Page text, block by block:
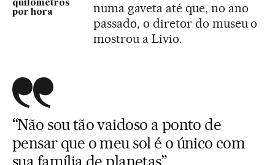
quilômetros
por hora
numa gaveta até que, no ano
passado, o diretor do museu o
mostrou a Livio.
“Não sou tão vaidoso a ponto de
pensar que o meu sol é o único com
sua família de planetas”